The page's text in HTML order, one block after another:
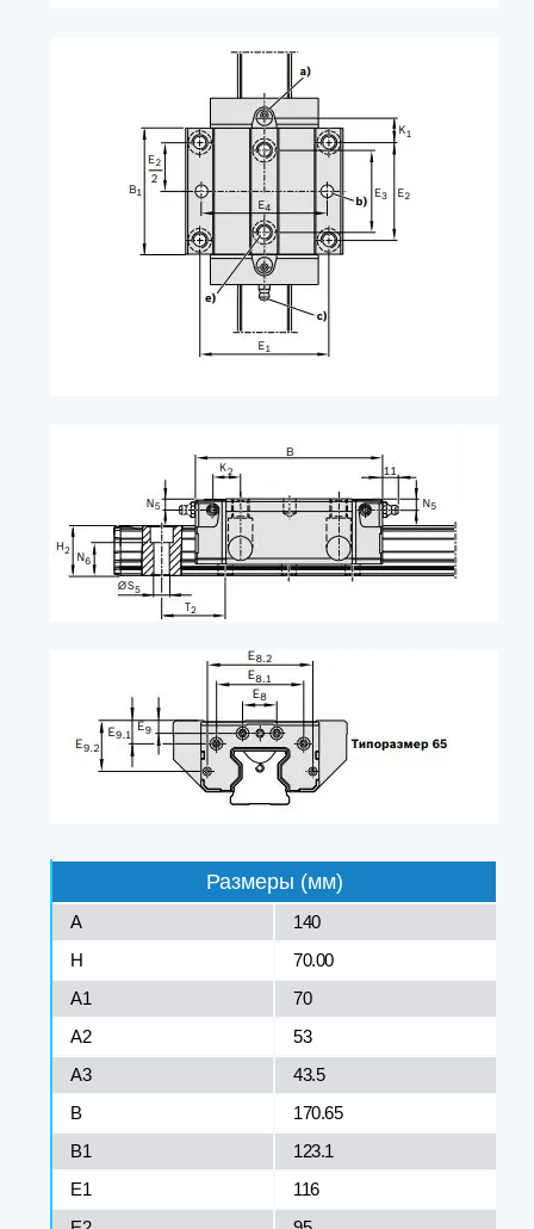
Размеры (мм)
A
140
H
70.00
A1
70
A2
53
A3
43.5
B
170.65
B1
123.1
E1
116